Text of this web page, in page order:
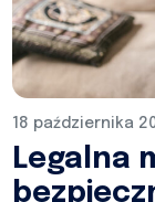
18 października
Legalna